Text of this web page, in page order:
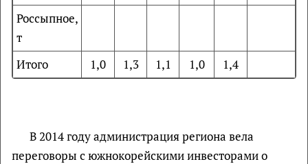
Россыпное,
т
Итого
1,0 1,3 1,1 1,0 1,4
В 2014 году администрация региона вела
переговоры с южнокорейскими инвесторами о